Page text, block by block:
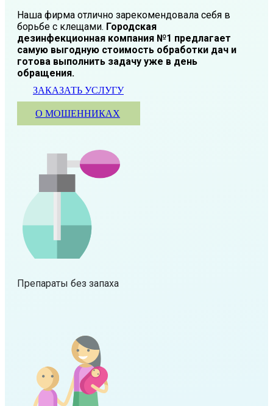
Наша фирма отлично зарекомендовала себя в
борьбе с клещами. Городская
дезинфекционная компания №1 предлагает
самую выгодную стоимость обработки дач и
готова выполнить задачу уже в день
обращения.
ЗАКАЗАТЬ УСЛУГУ
О МОШЕННИКАХ
Препараты без запаха